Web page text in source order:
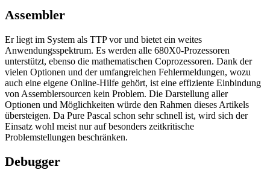
Assembler
Er liegt im System als TTP vor und bietet ein weites
Anwendungsspektrum. Es werden alle 680X0-Prozessoren
unterstützt, ebenso die mathematischen Coprozessoren. Dank der
vielen Optionen und der umfangreichen Fehlermeldungen, wozu
auch eine eigene Online-Hilfe gehört, ist eine effiziente Einbindung
von Assemblersourcen kein Problem. Die Darstellung aller
Optionen und Möglichkeiten würde den Rahmen dieses Artikels
übersteigen. Da Pure Pascal schon sehr schnell ist, wird sich der
Einsatz wohl meist nur auf besonders zeitkritische
Problemstellungen beschränken.
Debugger